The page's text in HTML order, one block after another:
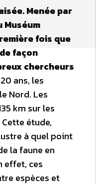
Menée par
fois que
façon
chercheurs
ans, les
Nord. Les
km sur les
étude,
à quel point
la faune en
effet, ces
espèces et